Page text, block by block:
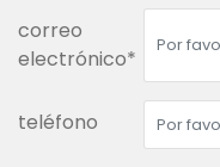
correo
electrónico*
teléfono